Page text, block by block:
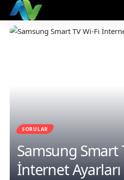
SORULAR
Samsung Smart
İnternet Ayarları